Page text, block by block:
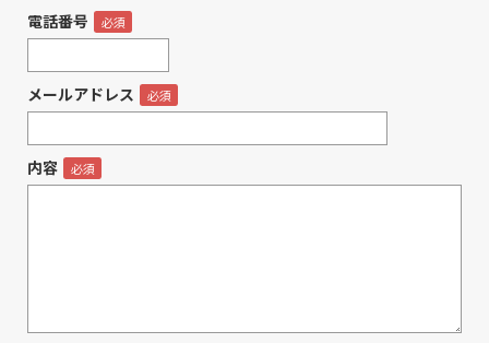
電話番号
メールアドレス
内容